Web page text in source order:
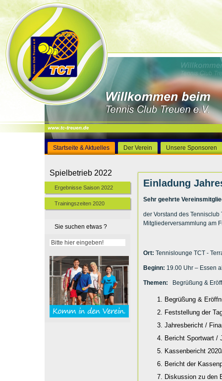
Startseite & Aktuelles Der Verein Unsere Sponsoren
Spielbetrieb 2022
Ergebnisse Saison 2022
Trainingszeiten 2020
Sie suchen etwas ?
Einladung
Sehr geehrte
der Vorstand des
Mitgliederversammlung am
Ort: Tennislounge TCT -
Beginn: 19.00 Uhr – Essen
Themen: Begrüßung &
Begrüßung &
Feststellung der
Jahresbericht /
Bericht Sportwart /
Kassenbericht
Bericht der
Diskussion zu den